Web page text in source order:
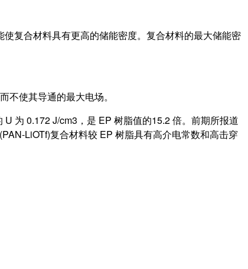
复合材料具有更高的储能密度。复合材料的最大储能密
使其导通的最大电场。
为 0.172 J/cm3，是 EP 树脂值的15.2 倍。前期所报道
LiOTf)复合材料较 EP 树脂具有高介电常数和高击穿